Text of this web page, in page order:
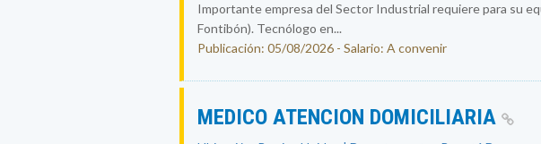
Importante empresa del Sector Industrial requiere para su
Fontibón). Tecnólogo en...
Publicación: 05/08/2026 - Salario: A convenir
MEDICO ATENCION DOMICILIARIA